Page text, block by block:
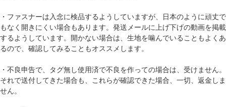
・ファスナーは入念に検品するようしていますが、日本のように頑丈で
もなく開きにくい場合もあります。発送メールに上げ下げの動画を掲載
するようしています。開かない場合は、生地を噛んでいることもよくあ
るので、確認してみることもオススメします。
・不良申告で、タグ無し使用済で不良を作っての場合は、受けません。
それで送付してきた場合も、これらが確認できた場合、一切、返金しま
せん。